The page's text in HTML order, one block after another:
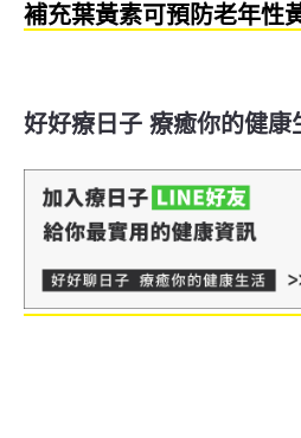
補充葉黃素可預防老年性
好好療日子 療癒你的健康